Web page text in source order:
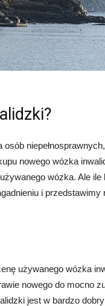
nowego wózka
wózka. Ale
i przedstawimy
używanego wózka
nowego do mocno
jest w bardzo